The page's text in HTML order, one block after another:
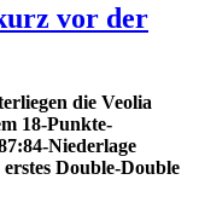
vor der
die Veolia
18-Punkte-
Niederlage
Double-Double